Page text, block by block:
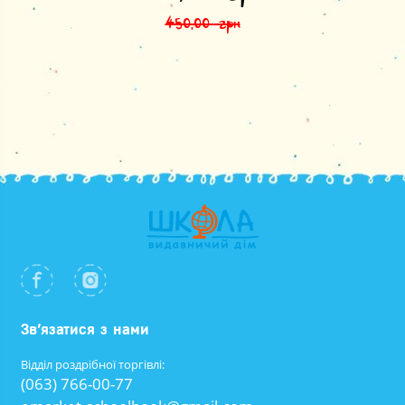
450,00грн
Зв’язатися з нами
Відділ роздрібної торгівлі:
(063) 766-00-77